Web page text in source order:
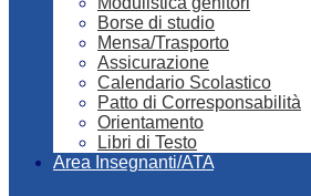
Borse di studio
Mensa/Trasporto
Assicurazione
Calendario Scolastico
Patto di Corresponsabilità
Orientamento
Libri di Testo
Area Insegnanti/ATA